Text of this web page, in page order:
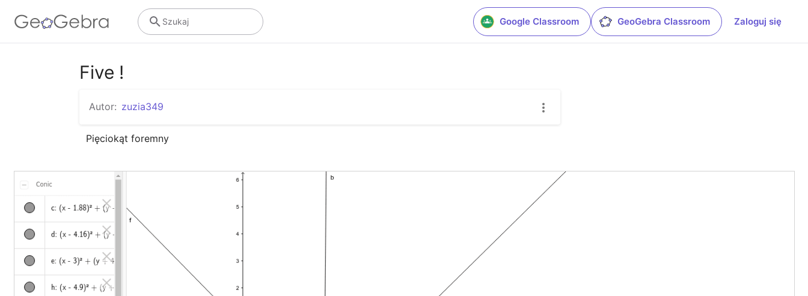
Google Classroom GeoGebra Classroom Zaloguj się
Szukaj
Five !
Autor: zuzia349
Pięciokąt foremny